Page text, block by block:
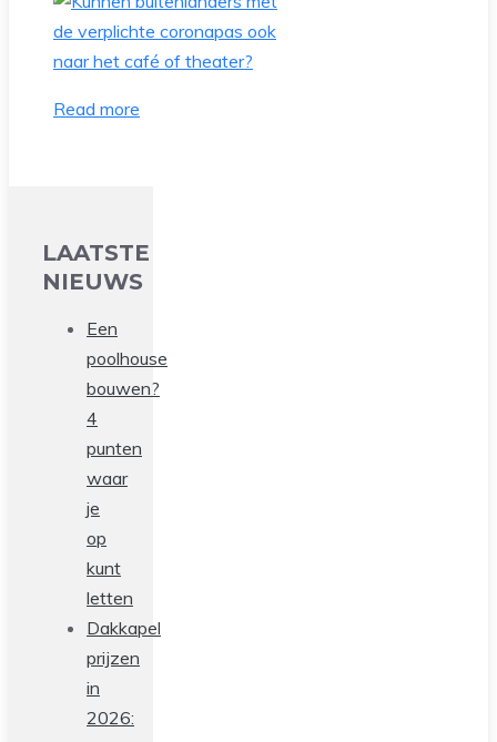
Read more
LAATSTE
NIEUWS
Een
poolhouse
bouwen?
4
punten
waar
je
op
kunt
letten
Dakkapel
prijzen
in
2026: